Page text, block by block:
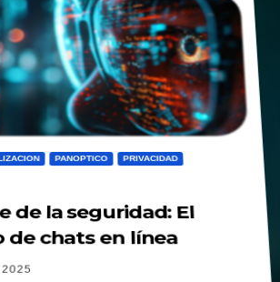
PANOPTICO PRIVACIDAD
de la seguridad: El
de chats en línea